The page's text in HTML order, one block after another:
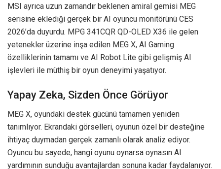
MSI ayrıca uzun zamandır beklenen amiral gemisi MEG
serisine eklediği gerçek bir AI oyuncu monitörünü CES
2026’da duyurdu. MPG 341CQR QD-OLED X36 ile gelen
yetenekler üzerine inşa edilen MEG X, AI Gaming
özelliklerinin tamamı ve AI Robot Lite gibi gelişmiş AI
işlevleri ile müthiş bir oyun deneyimi yaşatıyor.
Yapay Zeka, Sizden Önce Görüyor
MEG X, oyundaki destek gücünü tamamen yeniden
tanımlıyor. Ekrandaki görselleri, oyunun özel bir desteğine
ihtiyaç duymadan gerçek zamanlı olarak analiz ediyor.
Oyuncu bu sayede, hangi oyunu oynarsa oynasın AI
yardımının sunduğu avantajlardan sonuna kadar faydalanıyor.